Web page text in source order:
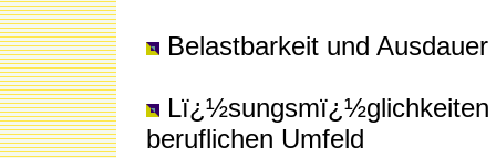
Belastbarkeit und
beruflichen Umfeld